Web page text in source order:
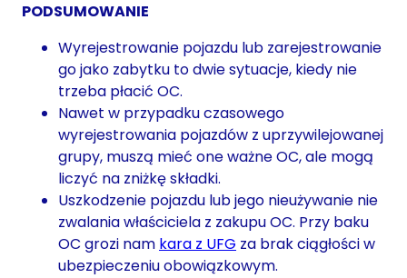
PODSUMOWANIE
Wyrejestrowanie pojazdu lub zarejestrowanie
go jako zabytku to dwie sytuacje, kiedy nie
trzeba płacić OC.
Nawet w przypadku czasowego
wyrejestrowania pojazdów z uprzywilejowanej
grupy, muszą mieć one ważne OC, ale mogą
liczyć na zniżkę składki.
Uszkodzenie pojazdu lub jego nieużywanie nie
zwalania właściciela z zakupu OC. Przy baku
OC grozi nam kara z UFG za brak ciągłości w
ubezpieczeniu obowiązkowym.